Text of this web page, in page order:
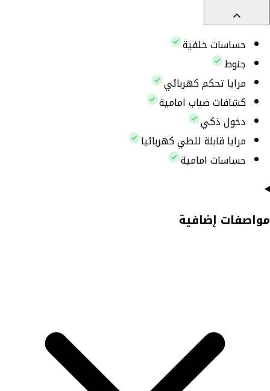
حساسات خلفية
جنوط
مرايا تحكم كهربائي
كشافات ضباب امامية
دخول ذكي
مرايا قابلة للطي كهربائيا
حساسات امامية
مواصفات إضافية